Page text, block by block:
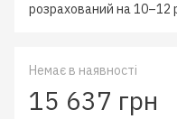
розрахований на 10–12
Немає в наявності
15 637 грн